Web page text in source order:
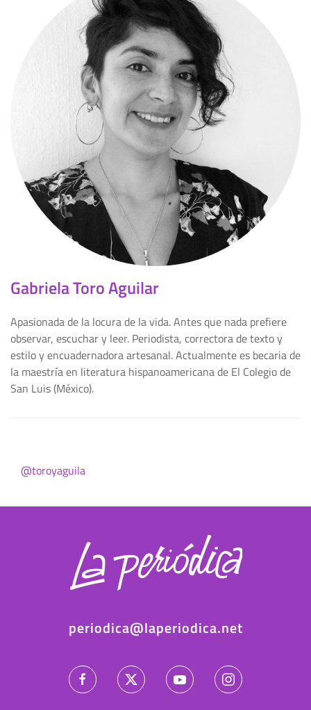
Gabriela Toro Aguilar
Apasionada de la locura de la vida. Antes que nada prefiere
observar, escuchar y leer. Periodista, correctora de texto y
estilo y encuadernadora artesanal. Actualmente es becaria de
la maestría en literatura hispanoamericana de El Colegio de
San Luis (México).
@toroyaguila
periodica@laperiodica.net